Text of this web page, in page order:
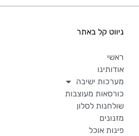
ניווט קל באתר
ראשי
אודותינו
מערכות ישיבה
כורסאות מעוצבות
שולחנות לסלון
מזנונים
פינות אוכל